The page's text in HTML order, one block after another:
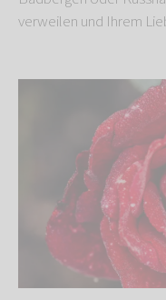
verweilen und Ihrem